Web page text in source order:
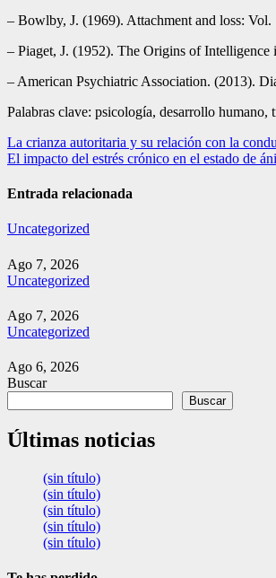
– Bowlby, J. (1969). Attachment and loss:
– Piaget, J. (1952). The Origins of
– American Psychiatric Association. (2013).
Palabras clave: psicología, desarrollo
Navegación
de
entradas
La crianza autoritaria y su relación con la
El impacto del estrés crónico en el estado de
Entrada relacionada
Uncategorized
Ago 7, 2026
Uncategorized
Ago 7, 2026
Uncategorized
Ago 6, 2026
Buscar
Buscar
Últimas noticias
(sin título)
(sin título)
(sin título)
(sin título)
(sin título)